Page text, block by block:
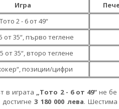
Игра
2 - 6 от 49“
от 35“, първо теглене
от 35“, второ теглене
позиции/цифри
в играта „Тото 2 - 6 от 49“ не бе
3 180 000 лева.